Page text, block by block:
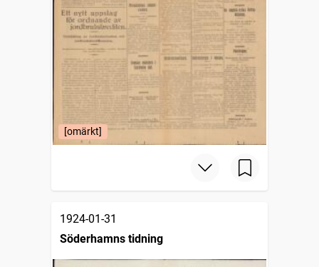
[omärkt]
1924-01-31
Söderhamns tidning